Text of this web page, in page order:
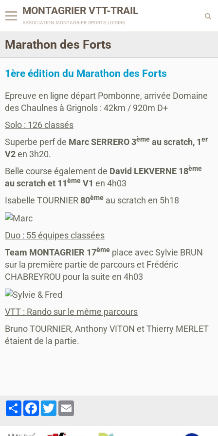
MONTAGRIER VTT-TRAIL
association montagrier sports loisirs
Marathon des Forts
1ère édition du Marathon des Forts
Epreuve en ligne départ Pombonne, arrivée Domaine
des Chaulnes à Grignols : 42km / 920m D+
Solo : 126 classés
Superbe perf de Marc SERRERO 3ème au scratch, 1er
V2en 3h20.
Belle course également de David LEKVERNE 18ème
au scratch et 11ème V1 en 4h03
Isabelle TOURNIER 80ème au scratch en 5h18
Duo : 55 équipes classées
Team MONTAGRIER 17ème place avec Sylvie BRUN
sur la première partie de parcours et Frédéric
CHABREYROU pour la suite en 4h03
VTT : Rando sur le même parcours
Bruno TOURNIER, Anthony VITON et Thierry MERLET
étaient de la partie.
PartagerFacebook
Twitter